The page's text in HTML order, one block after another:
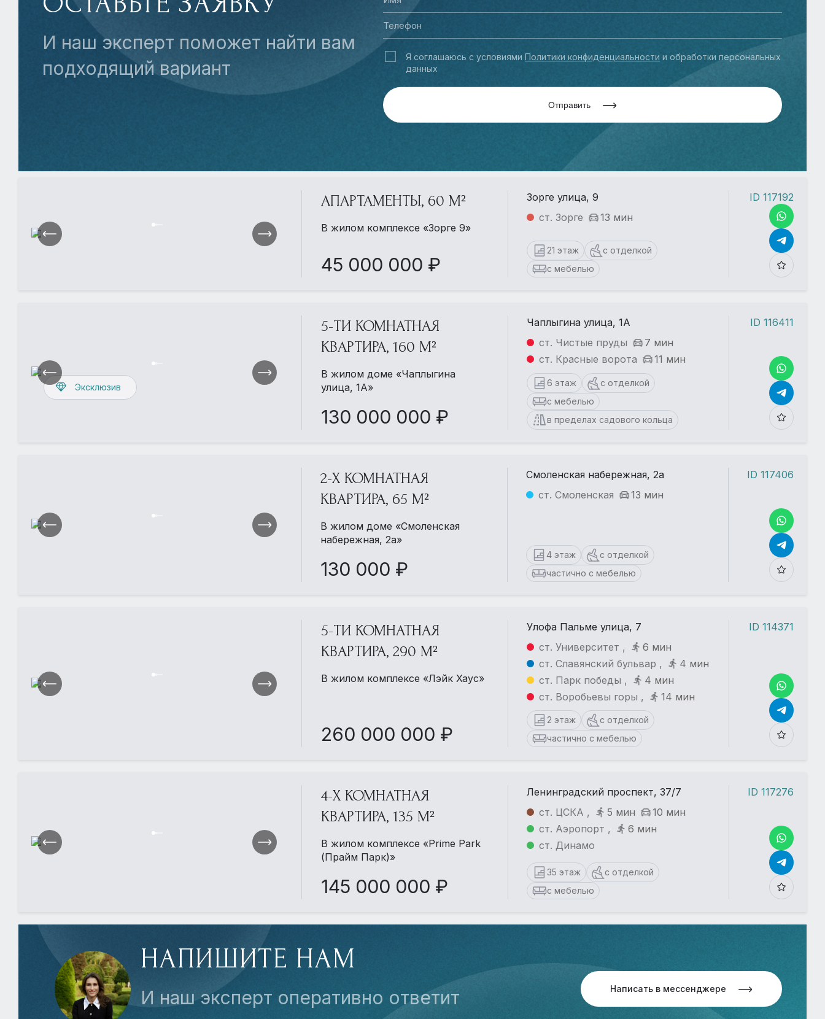
И наш эксперт поможет найти вам
подходящий вариант
Я соглашаюсь с условиями Политики конфиденциальности и обработки персональных
данных
Отправить
АПАРТАМЕНТЫ, 60 М²
В жилом комплексе «Зорге 9»
45 000 000 ₽
Зорге улица, 9
ст. Зорге
13 мин
21 этаж
с отделкой
с мебелью
ID 117192
Эксклюзив
5-ТИ КОМНАТНАЯ
КВАРТИРА, 160 М²
В жилом доме «Чаплыгина
улица, 1А»
130 000 000 ₽
Чаплыгина улица, 1А
ст. Чистые пруды
7 мин
ст. Красные ворота
11 мин
6 этаж
с отделкой
с мебелью
в пределах садового кольца
ID 116411
2-Х КОМНАТНАЯ
КВАРТИРА, 65 М²
В жилом доме «Смоленская
набережная, 2а»
130 000 ₽
Смоленская набережная, 2а
ст. Смоленская
13 мин
4 этаж
с отделкой
частично с мебелью
ID 117406
5-ТИ КОМНАТНАЯ
КВАРТИРА, 290 М²
В жилом комплексе «Лэйк Хаус»
260 000 000 ₽
Улофа Пальме улица, 7
ст. Университет ,
6 мин
ст. Славянский бульвар ,
4 мин
ст. Парк победы ,
4 мин
ст. Воробьевы горы ,
14 мин
2 этаж
с отделкой
частично с мебелью
ID 114371
4-Х КОМНАТНАЯ
КВАРТИРА, 135 М²
В жилом комплексе «Prime Park
(Прайм Парк)»
145 000 000 ₽
Ленинградский проспект, 37/7
ст. ЦСКА ,
5 мин
10 мин
ст. Аэропорт ,
6 мин
ст. Динамо
35 этаж
с отделкой
с мебелью
ID 117276
НАПИШИТЕ НАМ
И наш эксперт оперативно ответит
Написать в мессенджере